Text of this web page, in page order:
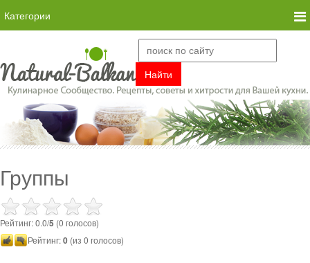
Категории
Группы
Рейтинг: 0.0/5 (0 голосов)
Рейтинг:0 (из 0 голосов)